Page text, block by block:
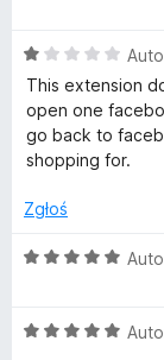
5
a
1
/
5
O
c
e
n
a
1
5
This extension
open one
go back to
shopping for.
Zgłoś
O
n
O